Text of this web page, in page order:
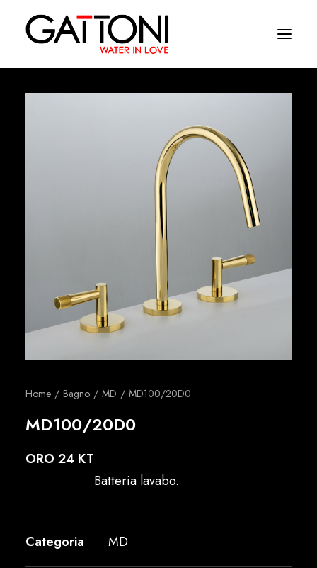
Contatti
Italiano
Home Bagno MD MD100/20D0
MD100/20D0
ORO 24 KT
Batteria lavabo.
Categoria MD